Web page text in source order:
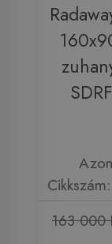
163 000